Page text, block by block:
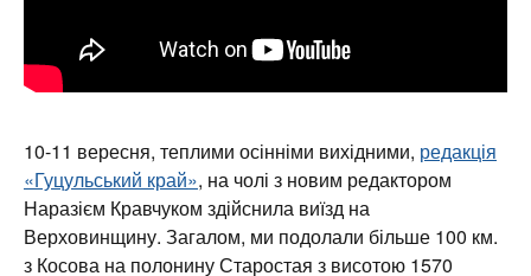
10-11 вересня, теплими осінніми вихідними, редакція
«Гуцульський край», на чолі з новим редактором
Наразієм Кравчуком здійснила виїзд на
Верховинщину. Загалом, ми подолали більше 100 км.
з Косова на полонину Старостая з висотою 1570